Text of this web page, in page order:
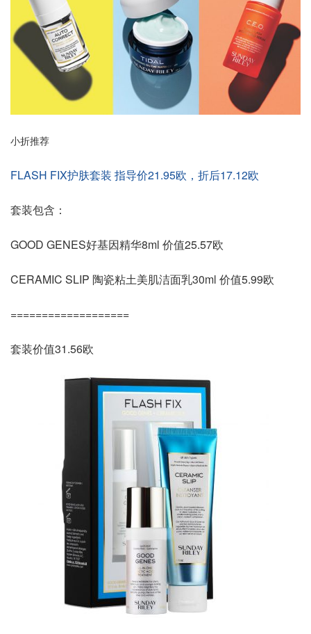
小折推荐
FLASH FIX护肤套装 指导价21.95欧，折后17.12欧
套装包含：
GOOD GENES好基因精华8ml 价值25.57欧
CERAMIC SLIP 陶瓷粘土美肌洁面乳30ml 价值5.99欧
===================
套装价值31.56欧